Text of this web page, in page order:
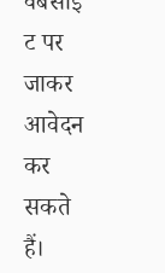
ट पर
जाकर
आवेदन
कर
सकते
हैं।